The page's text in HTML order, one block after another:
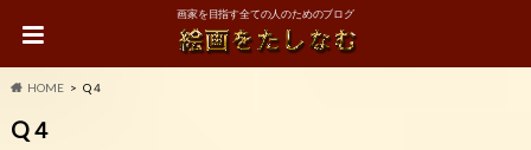
画家を目指す全ての人のためのブログ
HOME Q４
Q４